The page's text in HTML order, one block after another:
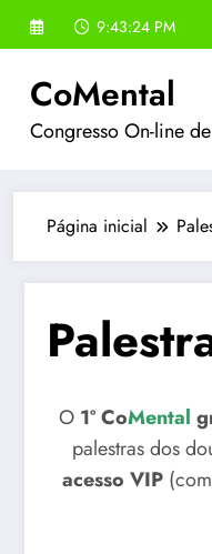
Pular
para
conteúdo
9:43:25 PM
CoMental
Congresso On-line
Página inicial
O 1º CoMental
palestras dos
acesso VIP(com